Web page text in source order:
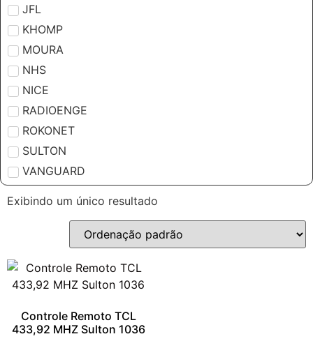
JFL
KHOMP
MOURA
NHS
NICE
RADIOENGE
ROKONET
SULTON
VANGUARD
Exibindo um único resultado
Controle Remoto TCL
433,92 MHZ Sulton 1036